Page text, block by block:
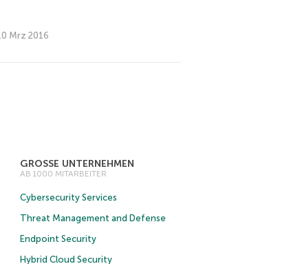
Mrz 2016
GROSSE UNTERNEHMEN
AB 1000 MITARBEITER
Cybersecurity Services
Threat Management and Defense
Endpoint Security
Hybrid Cloud Security